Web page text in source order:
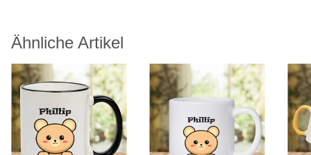
Ähnliche Artikel